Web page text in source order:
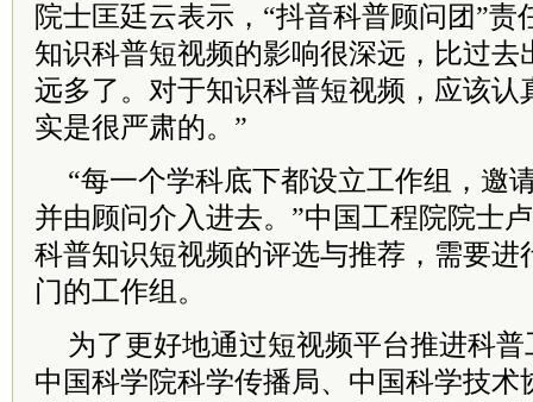
院士匡廷云表示，“抖音科普顾问团”责
知识科普短视频的影响很深远，比过去
远多了。对于知识科普短视频，应该认
实是很严肃的。”
“每一个学科底下都设立工作组，邀
并由顾问介入进去。”中国工程院院士
科普知识短视频的评选与推荐，需要进
门的工作组。
为了更好地通过短视频平台推进科
中国科学院科学传播局、中国科学技术